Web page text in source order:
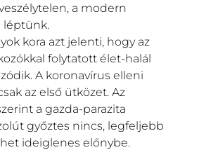
a modern
léptünk.
kora azt jelenti, hogy az
folytatott élet-halál
A koronavírus elleni
az első ütközet. Az
a gazda-parazita
győztes nincs, legfeljebb
ideiglenes előnybe.